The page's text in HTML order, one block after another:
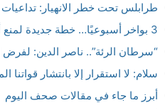
طرابلس تحت خطر الانهيار:
3 بواخر أسبوعيًا… خطة جديدة لمنع أزمة البنزين!
“سرطان الرئة”.. ناصر الدين: لفرض
سلام: لا استقرار إلا بانتشار
أبرز ما جاء في مقالات صحف اليوم